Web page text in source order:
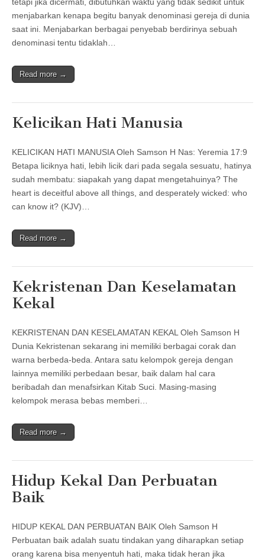
menjabarkan kenapa begitu banyak denominasi gereja di dunia
saat ini. Menjabarkan berbagai penyebab berdirinya sebuah
denominasi tentu tidaklah…
Read more →
Kelicikan Hati Manusia
KELICIKAN HATI MANUSIA Oleh Samson H Nas: Yeremia 17:9
Betapa liciknya hati, lebih licik dari pada segala sesuatu, hatinya
sudah membatu: siapakah yang dapat mengetahuinya? The
heart is deceitful above all things, and desperately wicked: who
can know it? (KJV)…
Read more →
Kekristenan Dan Keselamatan
Kekal
KEKRISTENAN DAN KESELAMATAN KEKAL Oleh Samson H
Dunia Kekristenan sekarang ini memiliki berbagai corak dan
warna berbeda-beda. Antara satu kelompok gereja dengan
lainnya memiliki perbedaan besar, baik dalam hal cara
beribadah dan menafsirkan Kitab Suci. Masing-masing
kelompok merasa bebas memberi…
Read more →
Hidup Kekal Dan Perbuatan
Baik
HIDUP KEKAL DAN PERBUATAN BAIK Oleh Samson H
Perbuatan baik adalah suatu tindakan yang diharapkan setiap
orang karena bisa menyentuh hati, maka tidak heran jika